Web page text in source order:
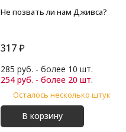
Не позвать ли нам Дживса?
317 ₽
285 руб. - более 10 шт.
254 руб. - более 20 шт.
Осталось несколько штук
В корзину